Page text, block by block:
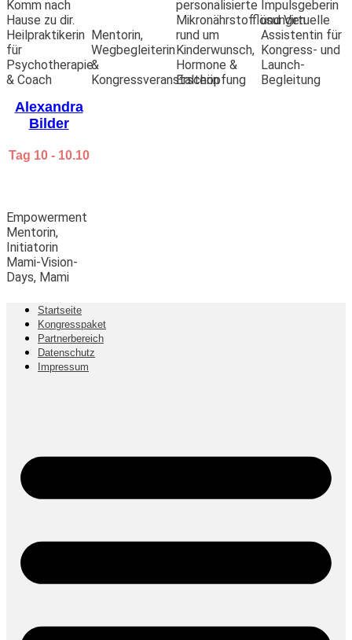
Komm nach
Hause zu dir.
Heilpraktikerin
für
Psychotherapie
& Coach
Mentorin,
Wegbegleiterin
&
Kongressveranstalterin
personalisierte
Mikronährstofflösungen
rund um
Kinderwunsch,
Hormone &
Erschöpfung
Impulsgeberin
und Virtuelle
Assistentin für
Kongress- und
Launch-
Begleitung
Alexandra
Bilder
Tag 10 - 10.10
Empowerment
Mentorin,
Initiatorin
Mami-Vision-
Days, Mami
Startseite
Kongresspaket
Partnerbereich
Datenschutz­
Impressum